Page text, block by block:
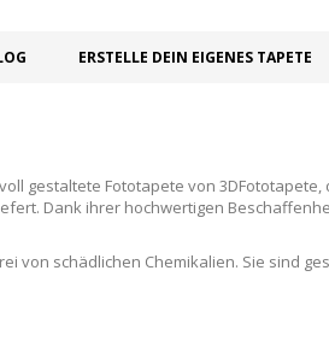
ERSTELLE DEIN EIGENES TAPETE
gestaltete Fototapete von
Dank ihrer hochwertigen
von schädlichen Chemikalien. Sie sind